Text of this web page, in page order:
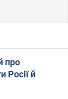
про
Росії й